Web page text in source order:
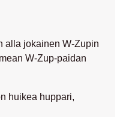
alla jokainen W-Zupin
W-Zup-paidan
huikea huppari,